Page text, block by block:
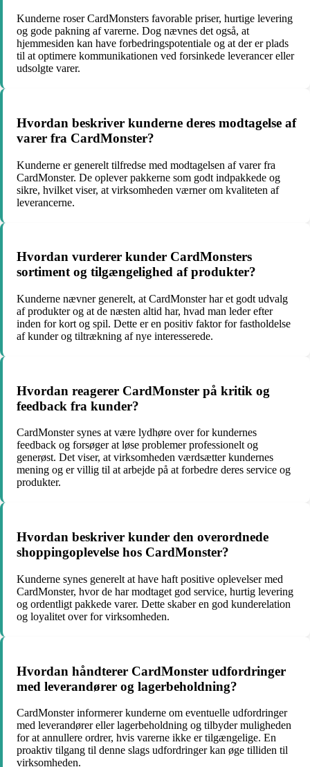
Kunderne roser CardMonsters favorable priser, hurtige levering
og gode pakning af varerne. Dog nævnes det også, at
hjemmesiden kan have forbedringspotentiale og at der er plads
til at optimere kommunikationen ved forsinkede leverancer eller
udsolgte varer.
Hvordan beskriver kunderne deres modtagelse af
varer fra CardMonster?
Kunderne er generelt tilfredse med modtagelsen af varer fra
CardMonster. De oplever pakkerne som godt indpakkede og
sikre, hvilket viser, at virksomheden værner om kvaliteten af
leverancerne.
Hvordan vurderer kunder CardMonsters
sortiment og tilgængelighed af produkter?
Kunderne nævner generelt, at CardMonster har et godt udvalg
af produkter og at de næsten altid har, hvad man leder efter
inden for kort og spil. Dette er en positiv faktor for fastholdelse
af kunder og tiltrækning af nye interesserede.
Hvordan reagerer CardMonster på kritik og
feedback fra kunder?
CardMonster synes at være lydhøre over for kundernes
feedback og forsøger at løse problemer professionelt og
generøst. Det viser, at virksomheden værdsætter kundernes
mening og er villig til at arbejde på at forbedre deres service og
produkter.
Hvordan beskriver kunder den overordnede
shoppingoplevelse hos CardMonster?
Kunderne synes generelt at have haft positive oplevelser med
CardMonster, hvor de har modtaget god service, hurtig levering
og ordentligt pakkede varer. Dette skaber en god kunderelation
og loyalitet over for virksomheden.
Hvordan håndterer CardMonster udfordringer
med leverandører og lagerbeholdning?
CardMonster informerer kunderne om eventuelle udfordringer
med leverandører eller lagerbeholdning og tilbyder muligheden
for at annullere ordrer, hvis varerne ikke er tilgængelige. En
proaktiv tilgang til denne slags udfordringer kan øge tilliden til
virksomheden.